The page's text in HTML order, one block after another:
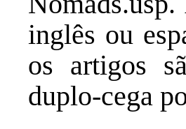
inglês ou
os artigos
duplo-cega